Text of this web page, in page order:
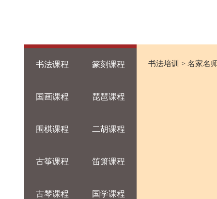
书法课程 篆刻课程
国画课程 琵琶课程
围棋课程 二胡课程
古筝课程 笛箫课程
古琴课程 国学课程
书法培训 > 名家名